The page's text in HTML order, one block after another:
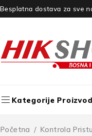
Besplatna dostava za sve
Kategorije
Početna / Kontrola